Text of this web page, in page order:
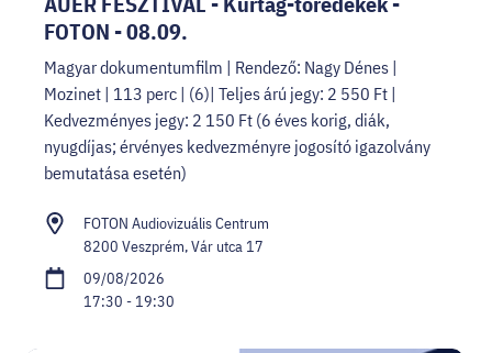
FOTON - 08.09.
Magyar dokumentumfilm | Rendező: Nagy Dénes |
Mozinet | 113 perc | (6)| Teljes árú jegy: 2 550 Ft |
Kedvezményes jegy: 2 150 Ft (6 éves korig, diák,
nyugdíjas; érvényes kedvezményre jogosító igazolvány
bemutatása esetén)
FOTON Audiovizuális Centrum
8200 Veszprém, Vár utca 17
09/08/2026
17:30 - 19:30